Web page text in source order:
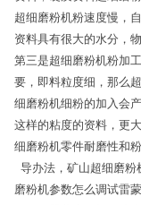
超细磨粉机粉速度慢，
资料具有很大的水分，
第三是超细磨粉机粉加
要，即料粒度细，那么
细磨粉机细粉的加入会
这样的粘度的资料，更
细磨粉机零件耐磨性和
导办法，矿山超细磨粉
磨粉机参数怎么调试雷